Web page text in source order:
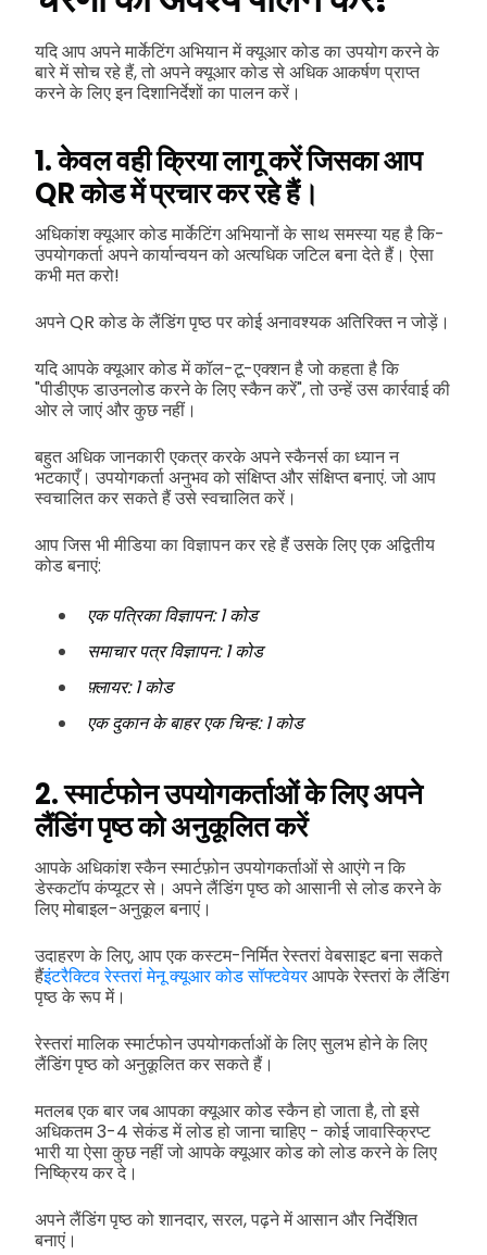
यदि आप अपने मार्केटिंग अभियान में क्यूआर कोड का उपयोग करने के
बारे में सोच रहे हैं, तो अपने क्यूआर कोड से अधिक आकर्षण प्राप्त
करने के लिए इन दिशानिर्देशों का पालन करें।
1. केवल वही क्रिया लागू करें जिसका आप
QR कोड में प्रचार कर रहे हैं।
अधिकांश क्यूआर कोड मार्केटिंग अभियानों के साथ समस्या यह है कि-
उपयोगकर्ता अपने कार्यान्वयन को अत्यधिक जटिल बना देते हैं। ऐसा
कभी मत करो!
अपने QR कोड के लैंडिंग पृष्ठ पर कोई अनावश्यक अतिरिक्त न जोड़ें।
यदि आपके क्यूआर कोड में कॉल-टू-एक्शन है जो कहता है कि
"पीडीएफ डाउनलोड करने के लिए स्कैन करें", तो उन्हें उस कार्रवाई की
ओर ले जाएं और कुछ नहीं।
बहुत अधिक जानकारी एकत्र करके अपने स्कैनर्स का ध्यान न
भटकाएँ। उपयोगकर्ता अनुभव को संक्षिप्त और संक्षिप्त बनाएं. जो आप
स्वचालित कर सकते हैं उसे स्वचालित करें।
आप जिस भी मीडिया का विज्ञापन कर रहे हैं उसके लिए एक अद्वितीय
कोड बनाएं:
एक पत्रिका विज्ञापन: 1 कोड
समाचार पत्र विज्ञापन: 1 कोड
फ़्लायर: 1 कोड
एक दुकान के बाहर एक चिन्ह: 1 कोड
2. स्मार्टफोन उपयोगकर्ताओं के लिए अपने
लैंडिंग पृष्ठ को अनुकूलित करें
आपके अधिकांश स्कैन स्मार्टफ़ोन उपयोगकर्ताओं से आएंगे न कि
डेस्कटॉप कंप्यूटर से। अपने लैंडिंग पृष्ठ को आसानी से लोड करने के
लिए मोबाइल-अनुकूल बनाएं।
उदाहरण के लिए, आप एक कस्टम-निर्मित रेस्तरां वेबसाइट बना सकते
हैंइंटरैक्टिव रेस्तरां मेनू क्यूआर कोड सॉफ्टवेयरआपके रेस्तरां के लैंडिंग
पृष्ठ के रूप में।
रेस्तरां मालिक स्मार्टफोन उपयोगकर्ताओं के लिए सुलभ होने के लिए
लैंडिंग पृष्ठ को अनुकूलित कर सकते हैं।
मतलब एक बार जब आपका क्यूआर कोड स्कैन हो जाता है, तो इसे
अधिकतम 3-4 सेकंड में लोड हो जाना चाहिए - कोई जावास्क्रिप्ट
भारी या ऐसा कुछ नहीं जो आपके क्यूआर कोड को लोड करने के लिए
निष्क्रिय कर दे।
अपने लैंडिंग पृष्ठ को शानदार, सरल, पढ़ने में आसान और निर्देशित
बनाएं।